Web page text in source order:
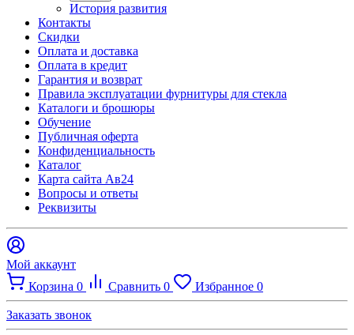
История развития
Контакты
Скидки
Оплата и доставка
Оплата в кредит
Гарантия и возврат
Правила эксплуатации фурнитуры для стекла
Каталоги и брошюры
Обучение
Публичная оферта
Конфиденциальность
Каталог
Карта сайта Ав24
Вопросы и ответы
Реквизиты
Мой аккаунт
Корзина 0 Сравнить 0 Избранное 0
Заказать звонок